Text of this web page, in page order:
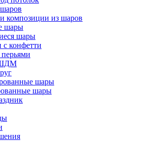
композиции из шаров
шары
шары
конфетти
шары
шары